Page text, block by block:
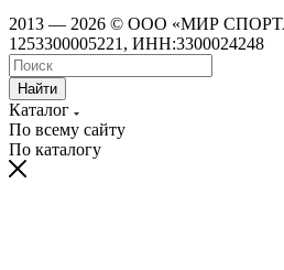
2013 — 2026 © ООО «МИР
1253300005221, ИНН:3300024248
Найти
Каталог
По всему сайту
По каталогу